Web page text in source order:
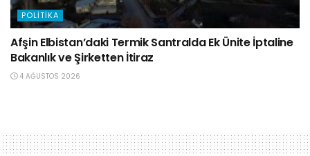
POLITIKA
Afşin Elbistan’daki Termik Santralda Ek Ünite İptaline
Bakanlık ve Şirketten İtiraz
4 AĞUSTOS 2026